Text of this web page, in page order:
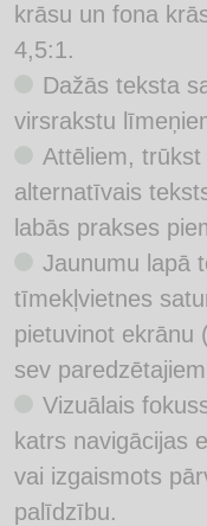
krāsu un fona
4,5:1.
Dažās teksta
virsrakstu
Attēliem,
alternatīvais
labās prakses
Jaunumu lapā
tīmekļvietnes
pietuvinot ekrānu
sev
Vizuālais
katrs navigācijas
vai izgaismots
palīdzību.